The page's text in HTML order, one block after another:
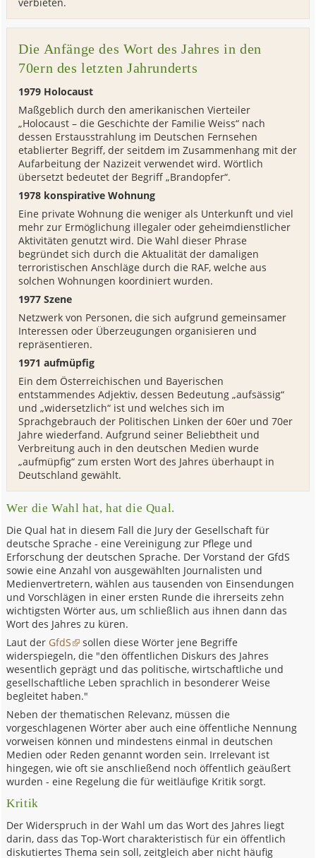
Die Anfänge des Wort des Jahres in den
70ern des letzten Jahrunderts
1979 Holocaust
Maßgeblich durch den amerikanischen Vierteiler
„Holocaust – die Geschichte der Familie Weiss“ nach
dessen Erstausstrahlung im Deutschen Fernsehen
etablierter Begriff, der seitdem im Zusammenhang mit der
Aufarbeitung der Nazizeit verwendet wird. Wörtlich
übersetzt bedeutet der Begriff „Brandopfer“.
1978 konspirative Wohnung
Eine private Wohnung die weniger als Unterkunft und viel
mehr zur Ermöglichung illegaler oder geheimdienstlicher
Aktivitäten genutzt wird. Die Wahl dieser Phrase
begründet sich durch die Aktualität der damaligen
terroristischen Anschläge durch die RAF, welche aus
solchen Wohnungen koordiniert wurden.
1977 Szene
Netzwerk von Personen, die sich aufgrund gemeinsamer
Interessen oder Überzeugungen organisieren und
repräsentieren.
1971 aufmüpfig
Ein dem Österreichischen und Bayerischen
entstammendes Adjektiv, dessen Bedeutung „aufsässig“
und „widersetzlich“ ist und welches sich im
Sprachgebrauch der Politischen Linken der 60er und 70er
Jahre wiederfand. Aufgrund seiner Beliebtheit und
Verbreitung auch in den deutschen Medien wurde
„aufmüpfig“ zum ersten Wort des Jahres überhaupt in
Deutschland gewählt.
Wer die Wahl hat, hat die Qual.
Die Qual hat in diesem Fall die Jury der Gesellschaft für
deutsche Sprache - eine Vereinigung zur Pflege und
Erforschung der deutschen Sprache. Der Vorstand der GfdS
sowie eine Anzahl von ausgewählten Journalisten und
Medienvertretern, wählen aus tausenden von Einsendungen
und Vorschlägen in einer ersten Runde die ihrerseits zehn
wichtigsten Wörter aus, um schließlich aus ihnen dann das
Wort des Jahres zu küren.
Laut der GfdS
sollen diese Wörter jene Begriffe
widerspiegeln, die "den öffentlichen Diskurs des Jahres
wesentlich geprägt und das politische, wirtschaftliche und
gesellschaftliche Leben sprachlich in besonderer Weise
begleitet haben."
Neben der thematischen Relevanz, müssen die
vorgeschlagenen Wörter aber auch eine öffentliche Nennung
vorweisen können und mindestens einmal in deutschen
Medien oder Reden genannt worden sein. Irrelevant ist
hingegen, wie oft sie anschließend noch öffentlich geäußert
wurden - eine Regelung die für weitläufige Kritik sorgt.
Kritik
Der Widerspruch in der Wahl um das Wort des Jahres liegt
darin, dass das Top-Wort charakteristisch für ein öffentlich
diskutiertes Thema sein soll, zeitgleich aber nicht häufig